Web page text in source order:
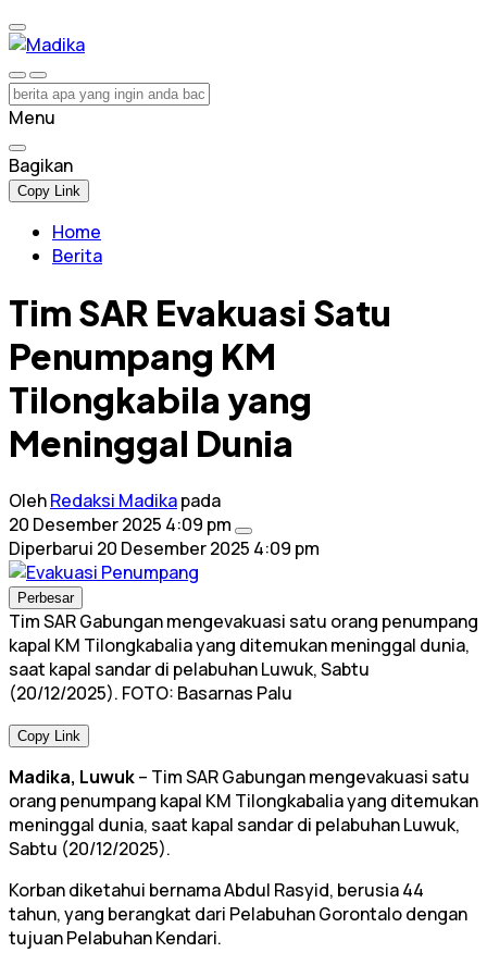
Madika
Referensi Perubahan
Menu
Bagikan
Copy Link
Home
Berita
Tim SAR Evakuasi Satu
Penumpang KM
Tilongkabila yang
Meninggal Dunia
OlehRedaksi Madikapada
20 Desember 2025 4:09 pm
Diperbarui 20 Desember 2025 4:09 pm
Perbesar
Tim SAR Gabungan mengevakuasi satu orang penumpang
kapal KM Tilongkabalia yang ditemukan meninggal dunia,
saat kapal sandar di pelabuhan Luwuk, Sabtu
(20/12/2025). FOTO: Basarnas Palu
Copy Link
Madika, Luwuk– Tim SAR Gabungan mengevakuasi satu
orang penumpang kapal KM Tilongkabalia yang ditemukan
meninggal dunia, saat kapal sandar di pelabuhan Luwuk,
Sabtu (20/12/2025).
Korban diketahui bernama Abdul Rasyid, berusia 44
tahun, yang berangkat dari Pelabuhan Gorontalo dengan
tujuan Pelabuhan Kendari.